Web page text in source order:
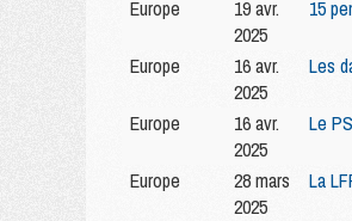
Europe
19 avr.
2025
15
Europe
16 avr.
2025
Les
Europe
16 avr.
2025
Le
Europe
28 mars
2025
La